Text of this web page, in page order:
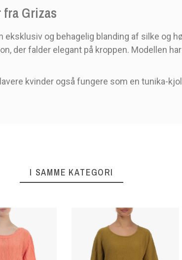
Grizas
og behagelig blanding af silke og
der falder elegant på kroppen. Modellen
kvinder også fungere som en tunika-
I SAMME KATEGORI